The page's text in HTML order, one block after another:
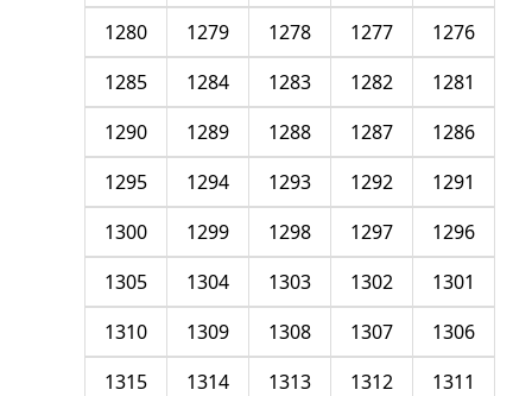
1276
1277
1278
1279
1280
1281
1282
1283
1284
1285
1286
1287
1288
1289
1290
1291
1292
1293
1294
1295
1296
1297
1298
1299
1300
1301
1302
1303
1304
1305
1306
1307
1308
1309
1310
1311
1312
1313
1314
1315